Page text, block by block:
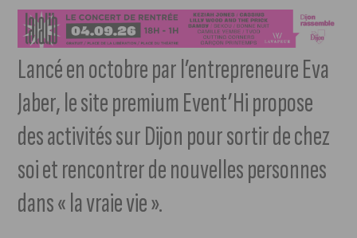
Lancé en octobre par l’entrepreneure Eva
Jaber, le site premium Event’Hi propose
des activités sur Dijon pour sortir de chez
soi et rencontrer de nouvelles personnes
dans « la vraie vie ».